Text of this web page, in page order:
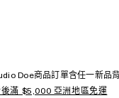
Doe商品訂單含任一新品
後滿 $5,000 亞洲地區免運